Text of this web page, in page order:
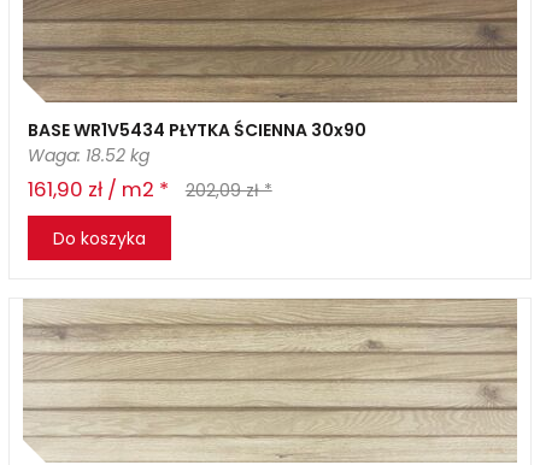
BASE WR1V5434 PŁYTKA ŚCIENNA 30x90
Waga: 18.52 kg
161,90 zł / m2 *
202,09 zł *
Do koszyka